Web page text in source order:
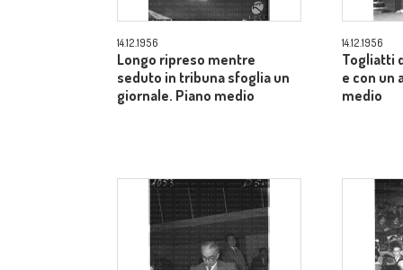
14.12.1956
Longo ripreso mentre
seduto in tribuna sfoglia un
giornale. Piano medio
14.12.1956
Togliatti
e con un
medio